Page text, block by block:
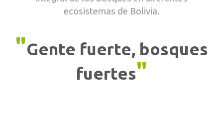
ecosistemas de Bolivia.
"Gente fuerte, bosques
fuertes"